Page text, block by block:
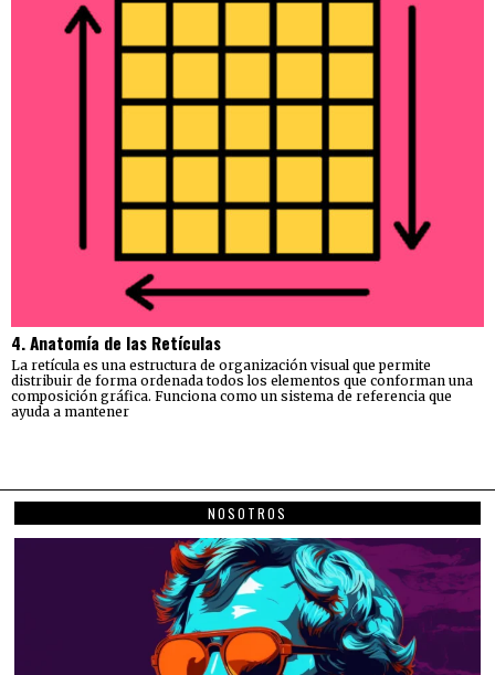
4. Anatomía de las Retículas
La retícula es una estructura de organización visual que permite
distribuir de forma ordenada todos los elementos que conforman una
composición gráfica. Funciona como un sistema de referencia que
ayuda a mantener
NOSOTROS